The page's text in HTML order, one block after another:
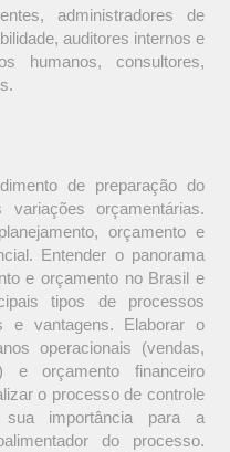
administradores de
auditores internos e
humanos, consultores,
de preparação do
orçamentárias.
orçamento e
Entender o panorama
e orçamento no Brasil e
tipos de processos
e vantagens. Elaborar o
operacionais (vendas,
e orçamento financeiro
o processo de controle
sua importância para a
do processo.